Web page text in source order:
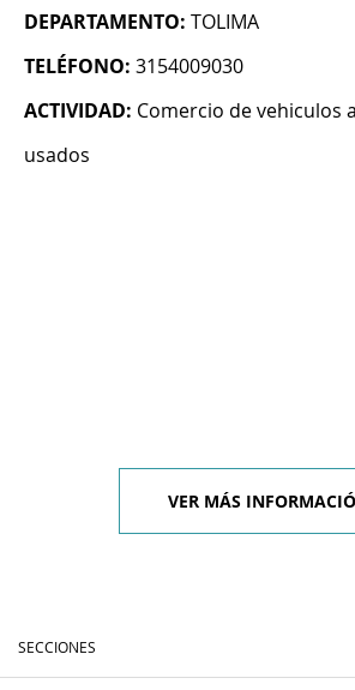
DEPARTAMENTO: TOLIMA
TELÉFONO: 3154009030
ACTIVIDAD: Comercio de vehiculos
usados
VER MÁS
SECCIONES